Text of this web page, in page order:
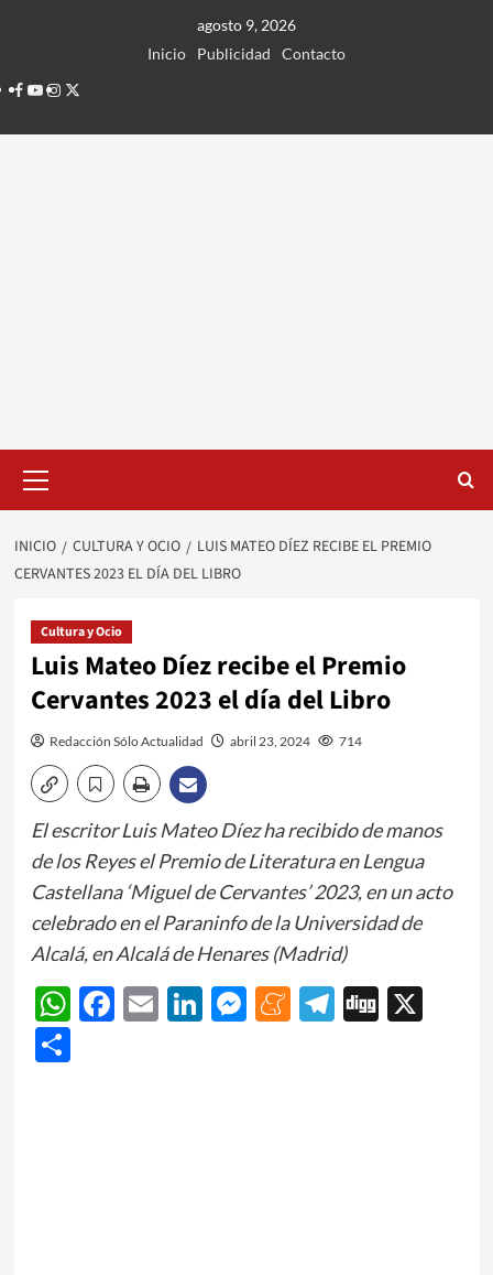
agosto 9, 2026
Inicio
Publicidad
Contacto
Facebook
Youtube
Instagram
Twitter
principal
INICIO CULTURA Y OCIO
LUIS MATEO DÍEZ RECIBE EL PREMIO
CERVANTES 2023 EL DÍA DEL LIBRO
Cultura y Ocio
Luis Mateo Díez recibe el Premio
Cervantes 2023 el día del Libro
Redacción Sólo Actualidad abril 23, 2024 714
El escritor Luis Mateo Díez ha recibido de manos
de los Reyes el Premio de Literatura en Lengua
Castellana ‘Miguel de Cervantes’ 2023, en un acto
celebrado en el Paraninfo de la Universidad de
Alcalá, en Alcalá de Henares (Madrid)
WhatsApp
Facebook
EmailLinkedIn
Messenger
Meneame
Telegram
Digg
X
Share